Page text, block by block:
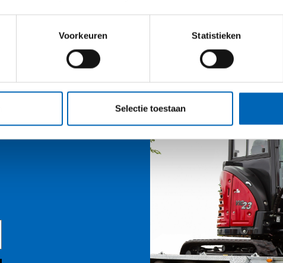
Voorkeuren Statistieken
Selectie toestaan
Gewicht1860 kg Breedte1.27 m
Hoogte
2.04 m Hefvermogen 1440 kg
Hefhoogte2900.00 m